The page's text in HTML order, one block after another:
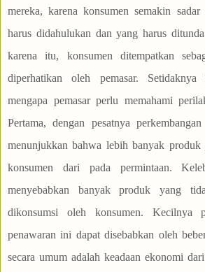
mereka, karena konsumen semakin
harus didahulukan dan yang harus
karena itu, konsumen ditempatkan
diperhatikan oleh pemasar. Setidaknya
mengapa pemasar perlu memahami
Pertama, dengan pesatnya
menunjukkan bahwa lebih banyak produk
konsumen dari pada permintaan.
menyebabkan banyak produk yang
dikonsumsi oleh konsumen. Kecilnya
penawaran ini dapat disebabkan oleh
secara umum adalah keadaan ekonomi